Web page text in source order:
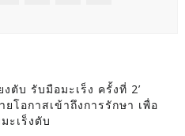
ตับ รับมือมะเร็ง ครั้งที่ 2’
โอกาสเข้าถึงการรักษา เพื่อ
ะเร็งตับ